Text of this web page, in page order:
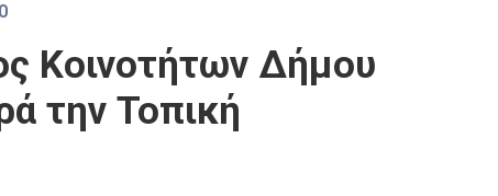
0
Κοινοτήτων Δήμου
την Τοπική